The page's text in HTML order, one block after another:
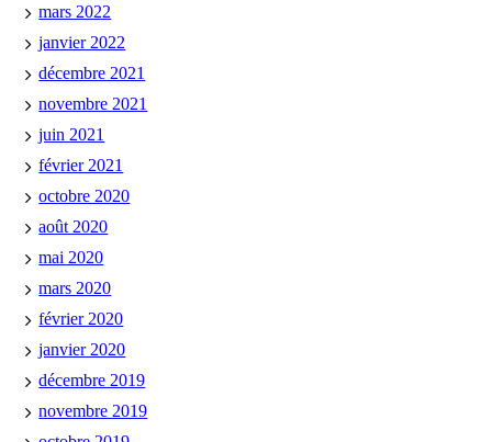
mars 2022
janvier 2022
décembre 2021
novembre 2021
juin 2021
février 2021
octobre 2020
août 2020
mai 2020
mars 2020
février 2020
janvier 2020
décembre 2019
novembre 2019